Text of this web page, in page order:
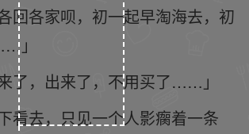
回各家呗，初一起早淘海去，初
」
来了，出来了，不用买了……」
看去，只见一个人影瘸着一条